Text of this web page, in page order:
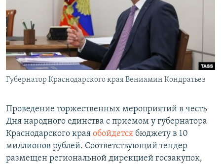
ПОДПИШИТЕСЬ НА РАССЫЛКУ
СОЦИАЛЬНЫЕ СЕТИ
Все сайты РСЕ/РС
Губернатор Краснодарского края Вениамин Кондратьев
Проведение торжественных мероприятий в честь
Дня народного единства с приемом у губернатора
Краснодарского края обойдется бюджету в 10
миллионов рублей. Соответствующий тендер
размещен региональной дирекцией госзакупок,